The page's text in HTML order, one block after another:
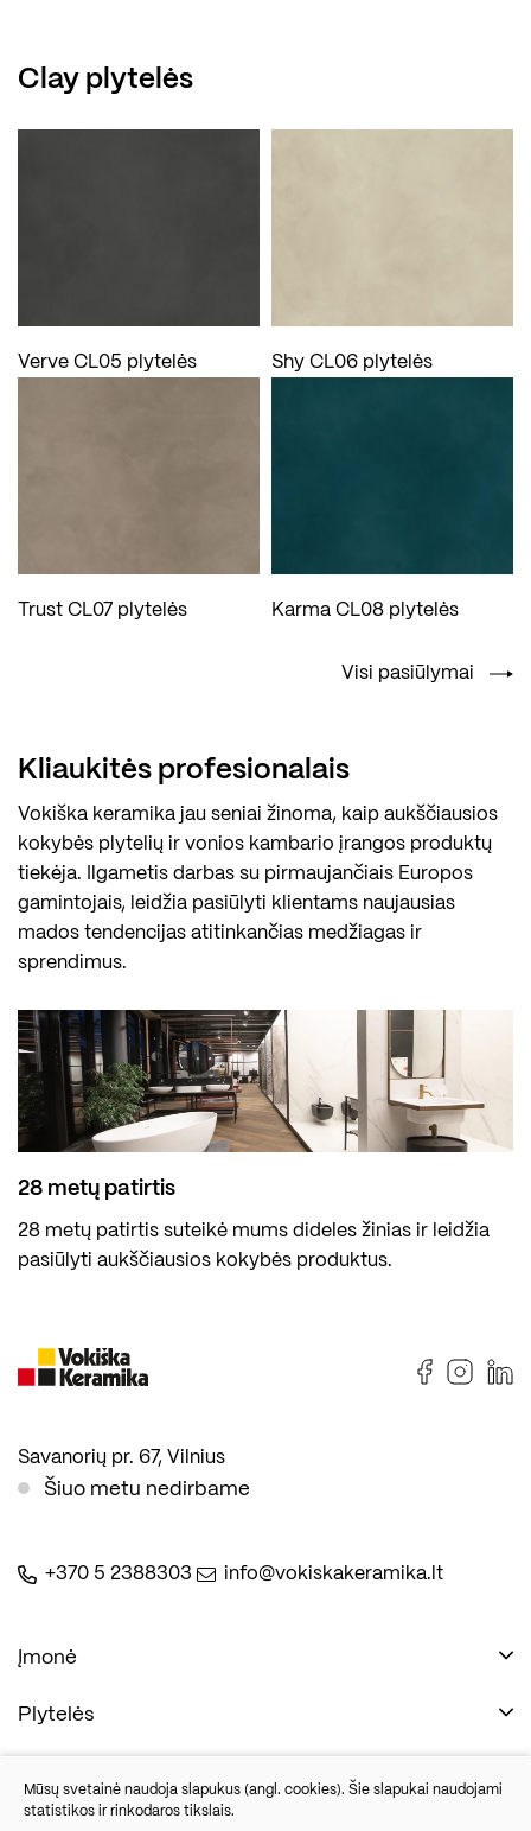
Clay plytelės
Verve CL05 plytelės Shy CL06 plytelės
Trust CL07 plytelės Karma CL08 plytelės
Visi pasiūlymai
Kliaukitės profesionalais
Vokiška keramika jau seniai žinoma, kaip aukščiausios
kokybės plytelių ir vonios kambario įrangos produktų
tiekėja. Ilgametis darbas su pirmaujančiais Europos
gamintojais, leidžia pasiūlyti klientams naujausias
mados tendencijas atitinkančias medžiagas ir
sprendimus.
28 metų patirtis
28 metų patirtis suteikė mums dideles žinias ir leidžia
pasiūlyti aukščiausios kokybės produktus.
Savanorių pr. 67, Vilnius
Šiuo metu nedirbame
+370 5 2388303 info@vokiskakeramika.lt
Įmonė
Plytelės
Naudinga
Kontaktai
Mūsų svetainė naudoja slapukus (angl. cookies). Šie slapukai naudojami
statistikos ir rinkodaros tikslais.